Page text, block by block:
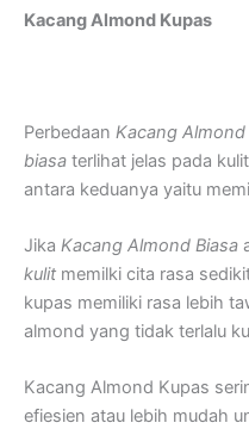
Kacang Almond Kupas
Perbedaan Kacang Almond
biasa terlihat jelas pada
antara keduanya yaitu
Jika Kacang Almond Biasa
kulit memilki cita rasa
kupas memiliki rasa lebih
almond yang tidak terlalu
Kacang Almond Kupas
efiesien atau lebih mudah